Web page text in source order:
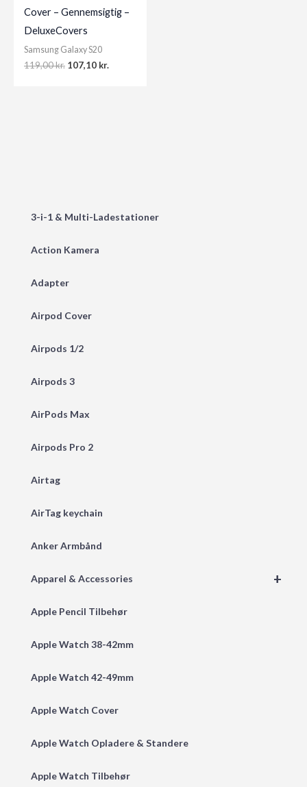
3-i-1 & Multi-Ladestationer
Action Kamera
Adapter
Airpod Cover
Airpods 1/2
Airpods 3
AirPods Max
Airpods Pro 2
Airtag
AirTag keychain
Anker Armbånd
+
Apparel & Accessories
Apple Pencil Tilbehør
Apple Watch 38-42mm
Apple Watch 42-49mm
Apple Watch Cover
Apple Watch Opladere & Standere
Apple Watch Tilbehør
Cover – Gennemsigtig –
DeluxeCovers
Samsung Galaxy S20
119,00kr. Original
107,10 kr.